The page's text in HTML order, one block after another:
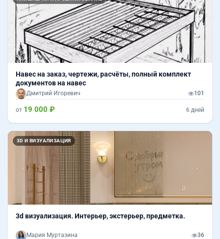
Навес на заказ, чертежи, расчёты, полный комплект
документов на навес
Дмитрий Игоревич 101
от 19 000 ₽ 6 дней
3D И ВИЗУАЛИЗАЦИЯ
Назад
3d визуализация. Интерьер, экстерьер, предметка.
Мария Муртазина 36